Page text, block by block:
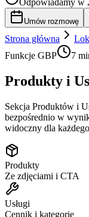
Odpowiadamy w
Umów rozmowę
Strona główna
Funkcje GBP
7
Produkty i
Sekcja Produktów i
bezpośrednio w
widoczny dla
Produkty
Ze zdjęciami i CTA
Usługi
Cennik i kategorie